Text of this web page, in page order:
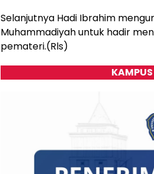
Selanjutnya Hadi Ibrahim
Muhammadiyah untuk hadir
pemateri.(Rls)